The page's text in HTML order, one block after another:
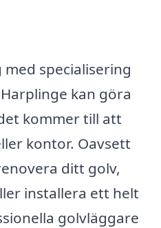
specialisering
kan göra
kommer till att
kontor. Oavsett
ditt golv,
installera ett helt
golvläggare